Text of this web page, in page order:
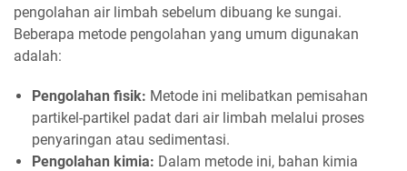
pengolahan air limbah sebelum dibuang ke sungai.
Beberapa metode pengolahan yang umum digunakan
adalah:
Pengolahan fisik: Metode ini melibatkan pemisahan
partikel-partikel padat dari air limbah melalui proses
penyaringan atau sedimentasi.
Pengolahan kimia: Dalam metode ini, bahan kimia